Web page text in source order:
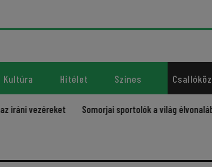
Kultúra Hitélet Színes Csallóköz
vezéreket Somorjai sportolók a világ élvonalában –